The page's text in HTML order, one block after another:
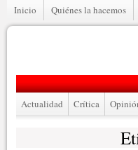
Inicio Quiénes la hacemos
Actualidad Crítica